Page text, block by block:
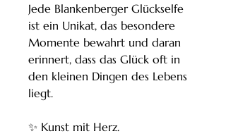
Jede Blankenberger Glückselfe
ist ein Unikat, das besondere
Momente bewahrt und daran
erinnert, dass das Glück oft in
den kleinen Dingen des Lebens
liegt.
✨ Kunst mit Herz.